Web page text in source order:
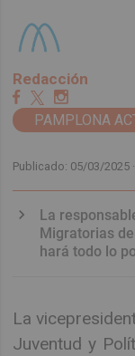
Redacción
PAMPLONA
Publicado: 05/03/2025 ·
La
Migratorias
hará todo lo
La
Juventud y